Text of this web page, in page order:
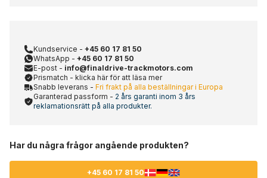
Kundservice - +45 60 17 81 50
WhatsApp - +45 60 17 81 50
E-post - info@finaldrive-trackmotors.com
Prismatch - klicka här för att läsa mer
Snabb leverans - Fri frakt på alla beställningar i Europa
Garanterad passform - 2 års garanti inom 3 års
reklamationsrätt på alla produkter.
Har du några frågor angående produkten?
+45 60 17 81 50